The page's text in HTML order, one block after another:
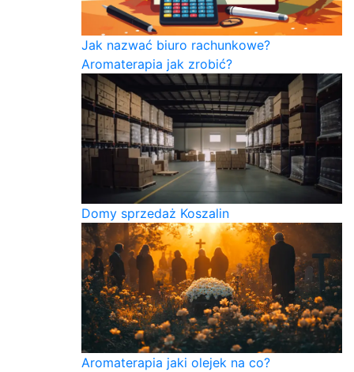
Jak nazwać biuro rachunkowe?
Aromaterapia jak zrobić?
Domy sprzedaż Koszalin
Aromaterapia jaki olejek na co?